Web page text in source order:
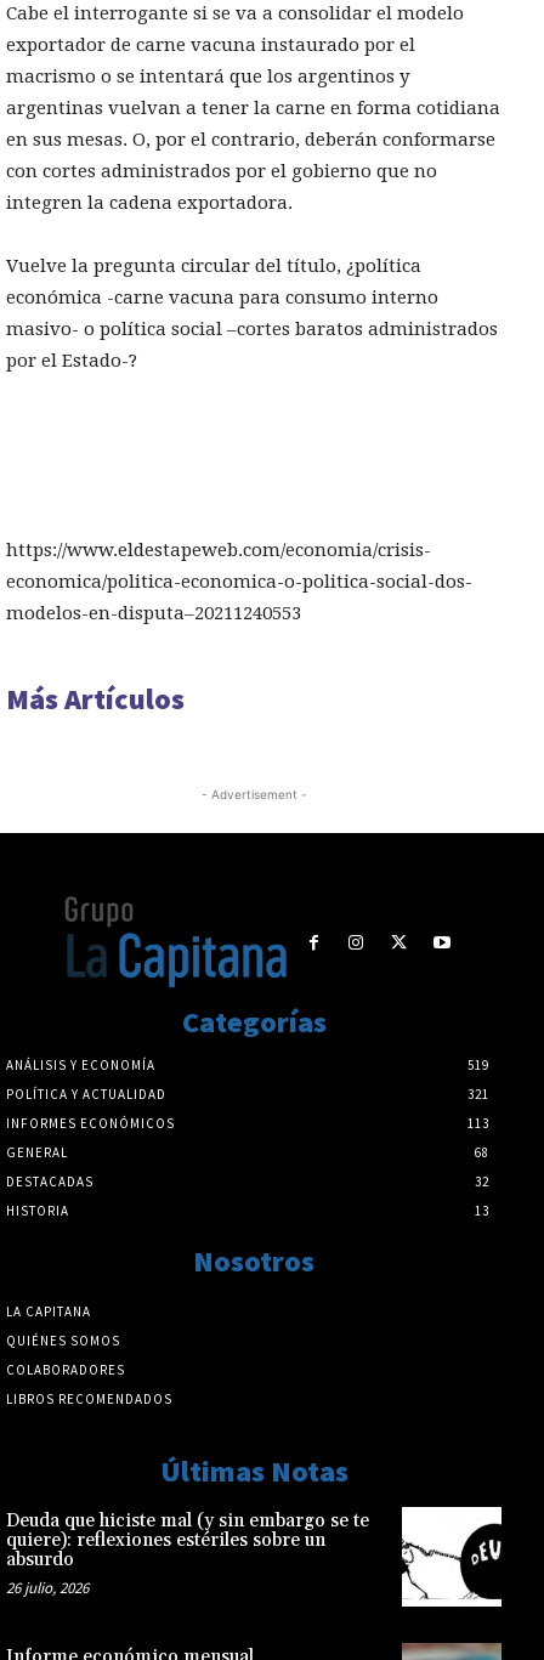
Cabe el interrogante si se va a consolidar el modelo
exportador de carne vacuna instaurado por el
macrismo o se intentará que los argentinos y
argentinas vuelvan a tener la carne en forma cotidiana
en sus mesas. O, por el contrario, deberán conformarse
con cortes administrados por el gobierno que no
integren la cadena exportadora.
Vuelve la pregunta circular del título, ¿política
económica -carne vacuna para consumo interno
masivo- o política social –cortes baratos administrados
por el Estado-?
https://www.eldestapeweb.com/economia/crisis-
economica/politica-economica-o-politica-social-dos-
modelos-en-disputa–20211240553
Más Artículos
- Advertisement -
Categorías
ANÁLISIS Y ECONOMÍA
519
POLÍTICA Y ACTUALIDAD
321
INFORMES ECONÓMICOS
113
GENERAL
68
DESTACADAS
32
HISTORIA
13
Nosotros
LA CAPITANA
QUIÉNES SOMOS
COLABORADORES
LIBROS RECOMENDADOS
Últimas Notas
Deuda que hiciste mal (y sin embargo se te
quiere): reflexiones estériles sobre un
absurdo
26 julio, 2026